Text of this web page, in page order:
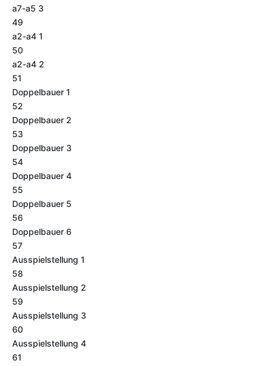
a7-a5 3
49
a2-a4 1
50
a2-a4 2
51
Doppelbauer 1
52
Doppelbauer 2
53
Doppelbauer 3
54
Doppelbauer 4
55
Doppelbauer 5
56
Doppelbauer 6
57
Ausspielstellung 1
58
Ausspielstellung 2
59
Ausspielstellung 3
60
Ausspielstellung 4
61